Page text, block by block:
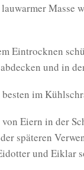
Masse
Eintrocknen
und in
im
Eiern in der
späteren
und Eiklar